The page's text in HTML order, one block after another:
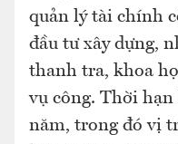
quản lý tài chính
đầu tư xây dựng,
thanh tra, khoa
vụ công. Thời hạn
năm, trong đó vị